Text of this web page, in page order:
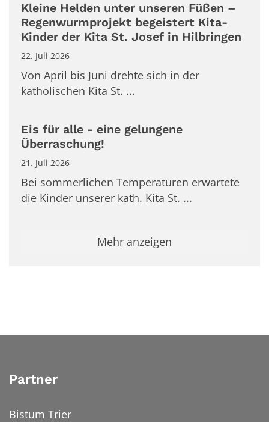
Kleine Helden unter unseren Füßen –
Regenwurmprojekt begeistert Kita-
Kinder der Kita St. Josef in Hilbringen
22. Juli 2026
Von April bis Juni drehte sich in der
katholischen Kita St. ...
Eis für alle - eine gelungene
Überraschung!
21. Juli 2026
Bei sommerlichen Temperaturen erwartete
die Kinder unserer kath. Kita St. ...
Mehr anzeigen
Partner
Bistum Trier